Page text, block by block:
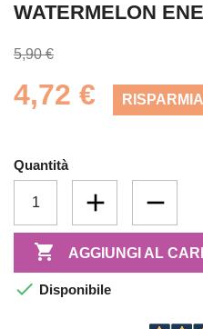
WATERMELON
5,90 €
4,72 €
Quantità
 AGGIUNGI AL
 Disponibile